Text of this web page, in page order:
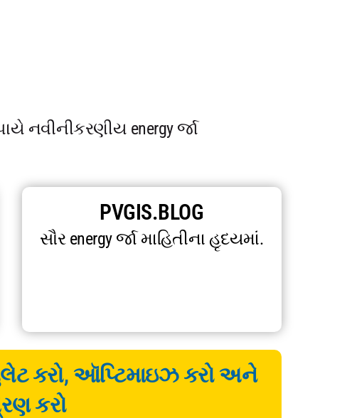
નવીનીકરણીય energy ર્જા
PVGIS.BLOG
સૌર energy ર્જા માહિતીના હૃદયમાં.
કરો, ઑપ્ટિમાઇઝ કરો અને
કરો